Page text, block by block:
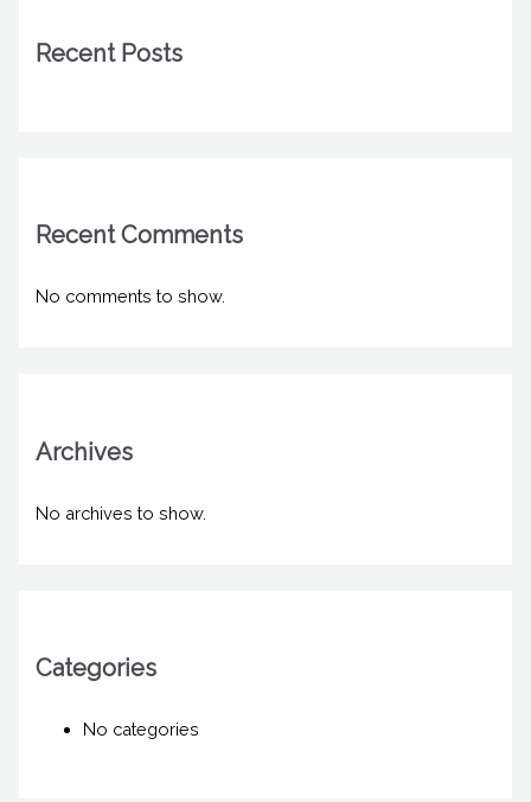
Recent Posts
Recent Comments
No comments to show.
Archives
No archives to show.
Categories
No categories